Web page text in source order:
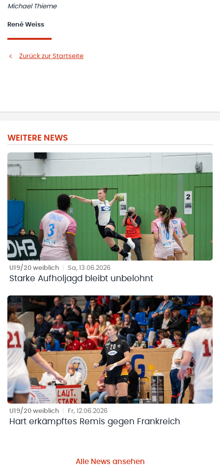
Michael Thieme
René Weiss
Zurück zur Startseite
WEITERE NEWS
U19/20 weiblich Sa, 13.06.2026
Starke Aufholjagd bleibt unbelohnt
U19/20 weiblich Fr, 12.06.2026
Hart erkämpftes Remis gegen Frankreich
Alle News ansehen